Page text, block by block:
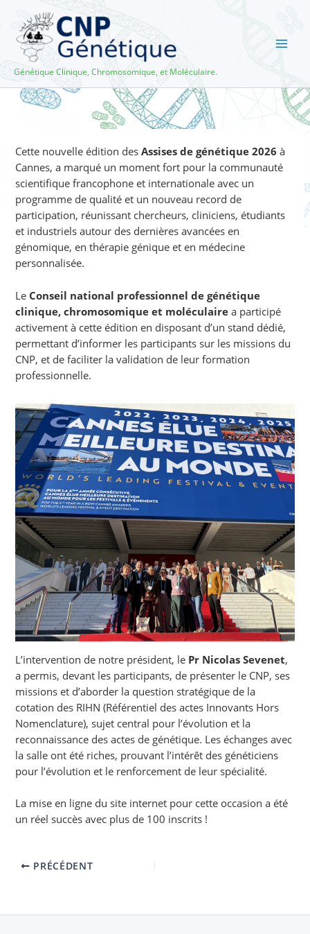
contenu
Génétique Clinique, Chromosomique, et Moléculaire.
Cette nouvelle édition desAssises de génétique 2026 à
Cannes, a marqué un moment fort pour la communauté
scientifique francophone et internationale avec un
programme de qualité et un nouveau record de
participation, réunissant chercheurs, cliniciens, étudiants
et industriels autour des dernières avancées en
génomique, en thérapie génique et en médecine
personnalisée.
Le Conseil national professionnel de génétique
clinique, chromosomique et moléculaire a participé
activement à cette édition en disposant d’un stand dédié,
permettant d’informer les participants sur les missions du
CNP, et de faciliter la validation de leur formation
professionnelle.
L’intervention de notre président, le Pr Nicolas Sevenet,
a permis, devant les participants, de présenter le CNP, ses
missions et d’aborder la question stratégique de la
cotation des RIHN (Référentiel des actes Innovants Hors
Nomenclature), sujet central pour l’évolution et la
reconnaissance des actes de génétique. Les échanges avec
la salle ont été riches, prouvant l’intérêt des généticiens
pour l’évolution et le renforcement de leur spécialité.
La mise en ligne du site internet pour cette occasion a été
un réel succès avec plus de 100 inscrits !
PRÉCÉDENT